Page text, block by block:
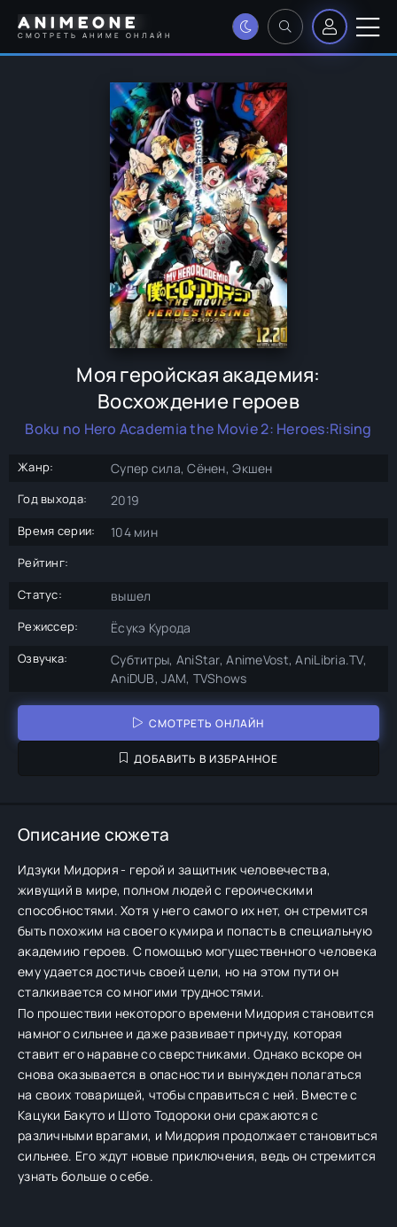
ANIMEONE
СМОТРЕТЬ АНИМЕ ОНЛАЙН
Моя геройская академия:
Восхождение героев
Boku no Hero Academia the Movie 2: Heroes:Rising
Жанр: Супер сила, Сёнен, Экшен
Год выхода: 2019
Время серии: 104 мин
Рейтинг:
Статус:
вышел
Режиссер: Ёсукэ Курода
Озвучка:
Субтитры, AniStar, AnimeVost, AniLibria.TV,
AniDUB, JAM, TVShows
СМОТРЕТЬ ОНЛАЙН
ДОБАВИТЬ В ИЗБРАННОЕ
Описание сюжета
Идзуки Мидория - герой и защитник человечества,
живущий в мире, полном людей с героическими
способностями. Хотя у него самого их нет, он стремится
быть похожим на своего кумира и попасть в специальную
академию героев. С помощью могущественного человека
ему удается достичь своей цели, но на этом пути он
сталкивается со многими трудностями.
По прошествии некоторого времени Мидория становится
намного сильнее и даже развивает причуду, которая
ставит его наравне со сверстниками. Однако вскоре он
снова оказывается в опасности и вынужден полагаться
на своих товарищей, чтобы справиться с ней. Вместе с
Кацуки Бакуто и Шото Тодороки они сражаются с
различными врагами, и Мидория продолжает становиться
сильнее. Его ждут новые приключения, ведь он стремится
узнать больше о себе.